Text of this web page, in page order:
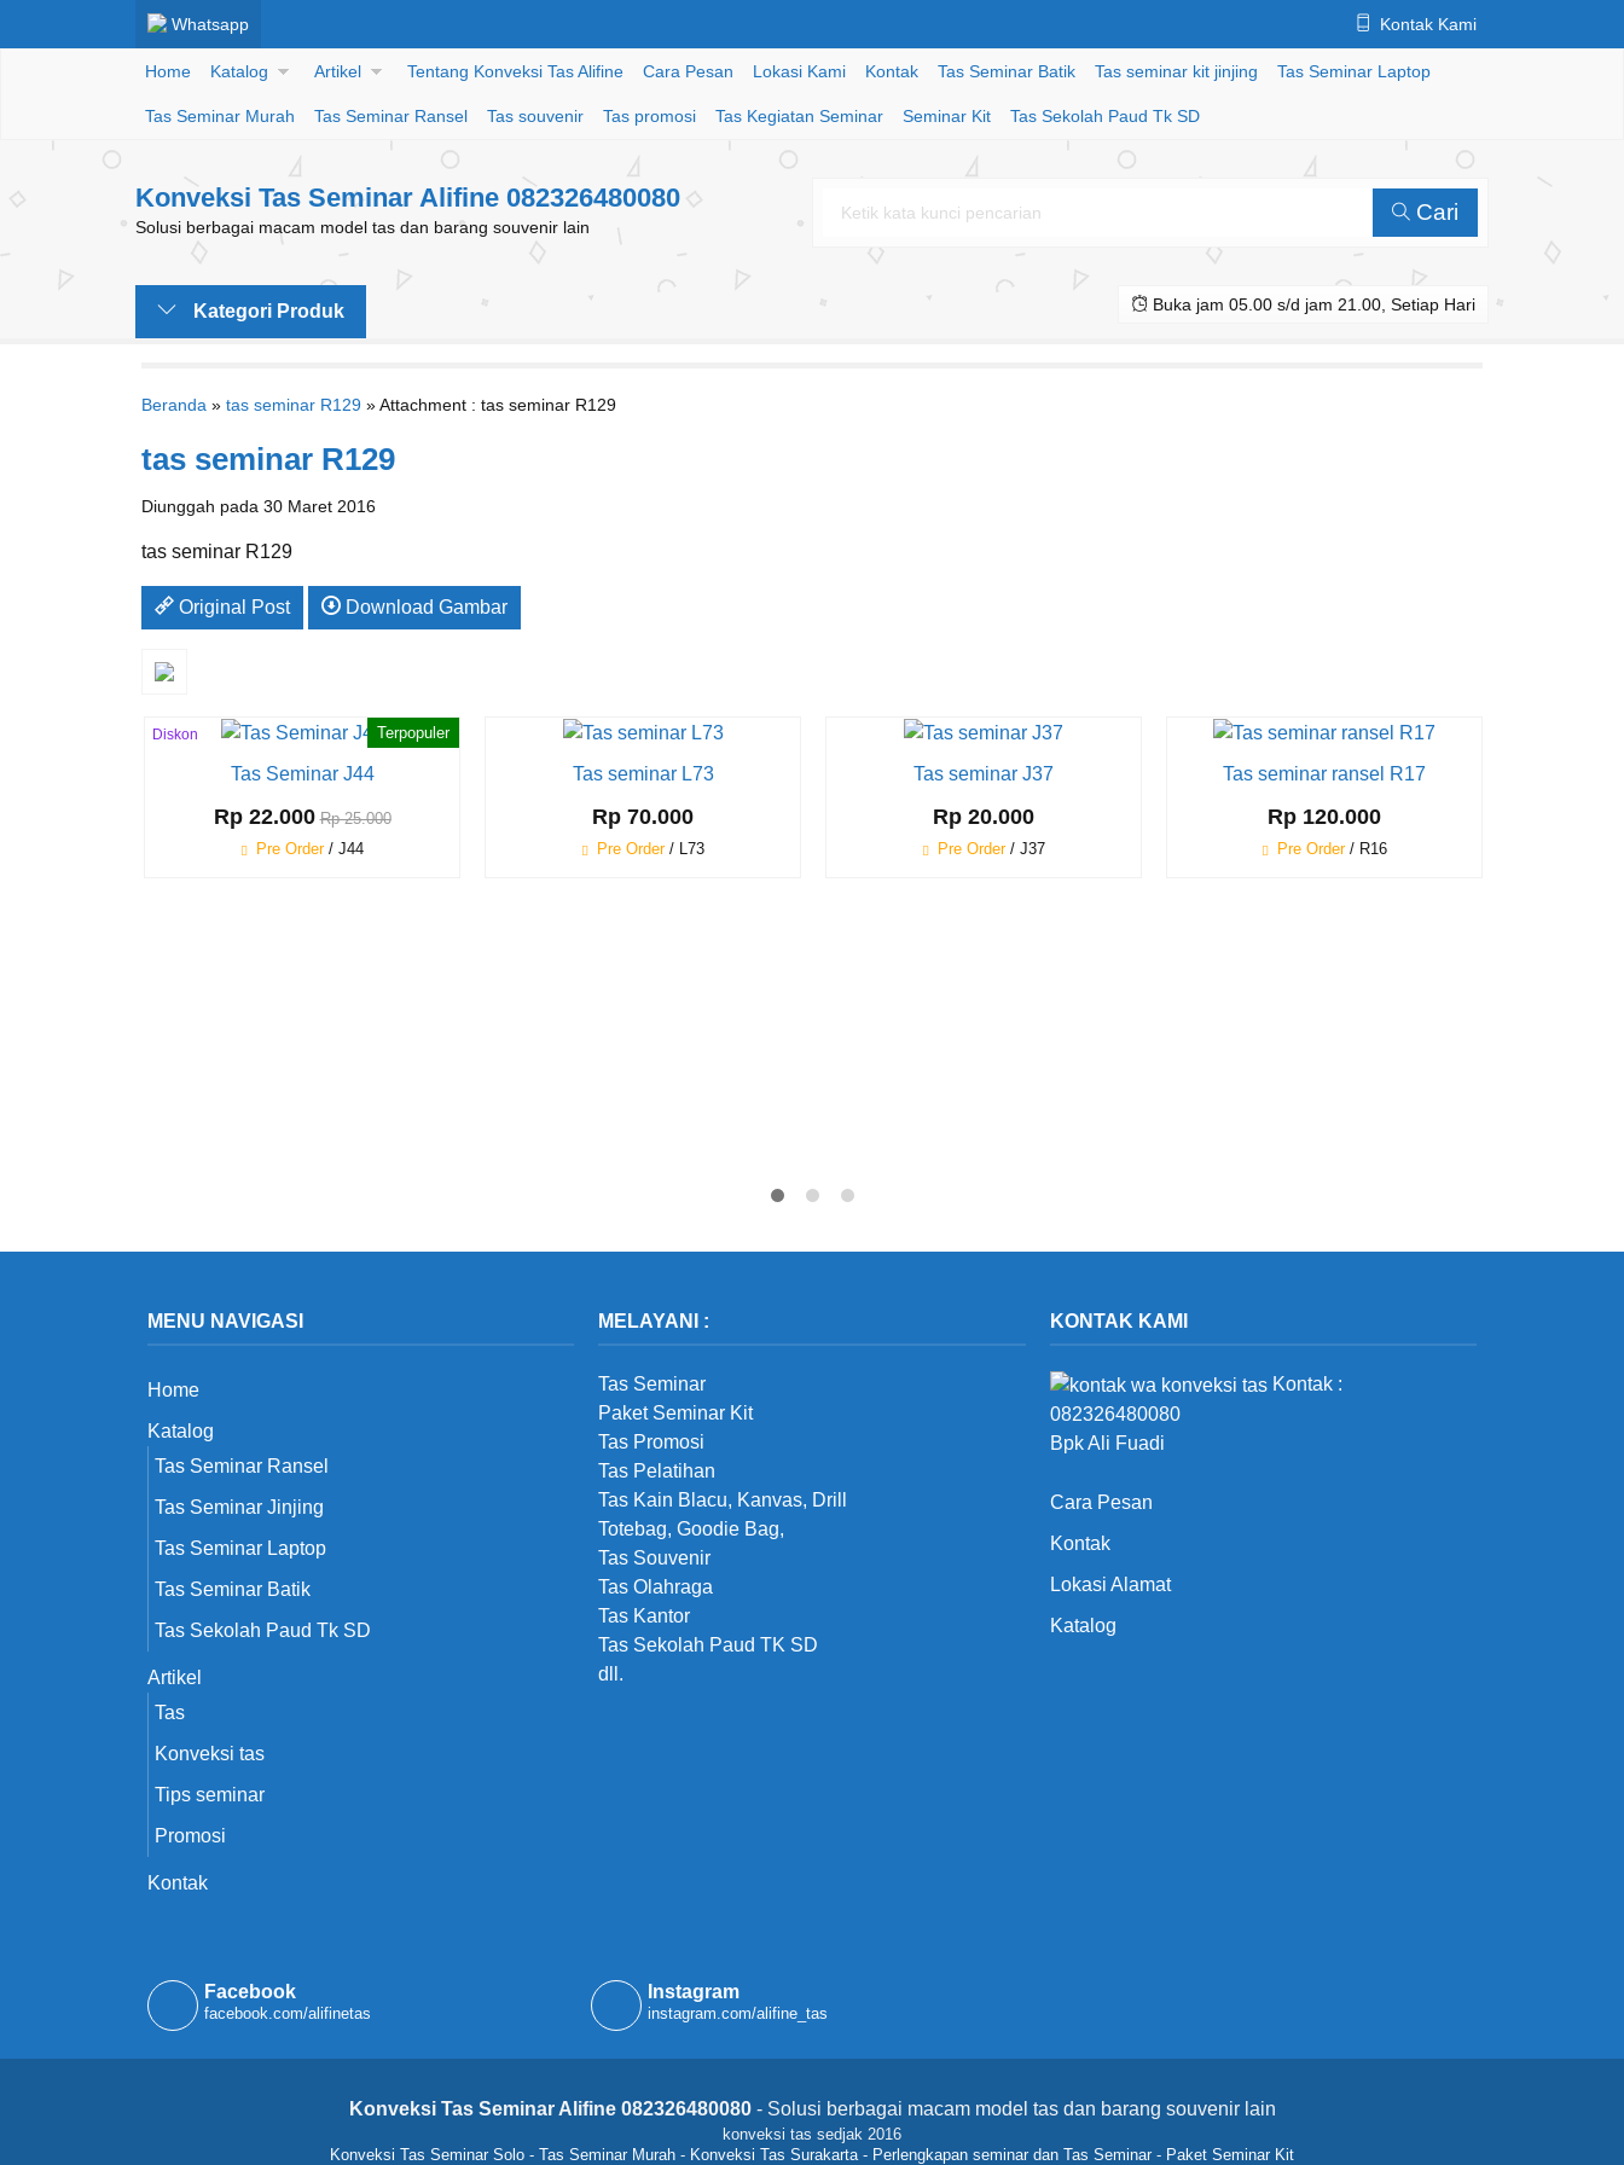
Whatsapp Kontak Kami
Home Katalog Artikel Tentang Konveksi Tas Alifine Cara Pesan Lokasi Kami Kontak Tas Seminar Batik Tas seminar kit jinjing Tas Seminar Laptop
Tas Seminar Murah Tas Seminar Ransel Tas souvenir Tas promosi Tas Kegiatan Seminar Seminar Kit Tas Sekolah Paud Tk SD
Konveksi Tas Seminar Alifine 082326480080
Solusi berbagai macam model tas dan barang souvenir lain
Cari
Kategori Produk Buka jam 05.00 s/d jam 21.00, Setiap Hari
Beranda » tas seminar R129 » Attachment : tas seminar R129
tas seminar R129
Diunggah pada 30 Maret 2016
tas seminar R129
Original Post Download Gambar
Terpopuler
Diskon
Tas Seminar J44
Rp 22.000 Rp 25.000
Pre Order/ J44
Tas seminar L73
Rp 70.000
Pre Order/ L73
Tas seminar J37
Rp 20.000
Pre Order/ J37
Tas seminar ransel R17
Rp 120.000
Pre Order/ R16
MENU NAVIGASI
Home
Katalog
Tas Seminar Ransel
Tas Seminar Jinjing
Tas Seminar Laptop
Tas Seminar Batik
Tas Sekolah Paud Tk SD
Artikel
Tas
Konveksi tas
Tips seminar
Promosi
Kontak
MELAYANI :
Tas Seminar
Paket Seminar Kit
Tas Promosi
Tas Pelatihan
Tas Kain Blacu, Kanvas, Drill
Totebag, Goodie Bag,
Tas Souvenir
Tas Olahraga
Tas Kantor
Tas Sekolah Paud TK SD
dll.
KONTAK KAMI
Kontak :
082326480080
Bpk Ali Fuadi
Cara Pesan
Kontak
Lokasi Alamat
Katalog
Facebook
facebook.com/alifinetas
Instagram
instagram.com/alifine_tas
Konveksi Tas Seminar Alifine 082326480080- Solusi berbagai macam model tas dan barang souvenir lain
konveksi tas sedjak 2016
Konveksi Tas Seminar Solo - Tas Seminar Murah - Konveksi Tas Surakarta- Perlengkapan seminar dan Tas Seminar - Paket Seminar Kit